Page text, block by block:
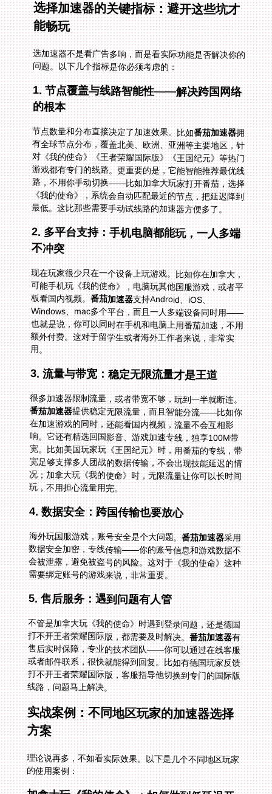
选择加速器的关键指标：避开这些坑才
能畅玩
选加速器不是看广告多响，而是看实际功能是否解决你的
问题。以下几个指标是你必须考虑的：
1. 节点覆盖与线路智能性——解决跨国网络
的根本
节点数量和分布直接决定了加速效果。比如番茄加速器拥
有全球节点分布，覆盖北美、欧洲、亚洲等主要地区，针
对《我的使命》《王者荣耀国际版》《王国纪元》等热门
游戏都有专门的线路。更重要的是，它能智能推荐最优线
路，不用你手动切换——比如加拿大玩家打开番茄，选择
《我的使命》，系统会自动匹配最近的节点，把延迟降到
最低。这比那些需要手动试线路的加速器方便多了。
2. 多平台支持：手机电脑都能玩，一人多端
不冲突
现在玩家很少只在一个设备上玩游戏。比如你在加拿大，
可能手机玩《我的使命》，电脑玩其他国服游戏，或者平
板看国内视频。番茄加速器支持Android、iOS、
Windows、mac多个平台，而且一人多端设备同时用——
也就是说，你可以同时在手机和电脑上用番茄加速，不用
额外付费。这对于留学生或者海外工作者来说，非常实
用。
3. 流量与带宽：稳定无限流量才是王道
很多加速器限制流量，或者带宽不够，玩到一半就断连。
番茄加速器提供稳定无限流量，而且智能分流——比如你
在加速游戏的同时，还能看国内视频，流量不会互相影
响。它还有精选回国影音、游戏加速专线，独享100M带
宽。比如美国玩家玩《王国纪元》时，用番茄的专线，带
宽足够支撑多人团战的数据传输，不会出现技能延迟的情
况；加拿大玩《我的使命》时，无限流量让你可以长时间
玩，不用担心流量用完。
4. 数据安全：跨国传输也要放心
海外玩国服游戏，账号安全是个大问题。番茄加速器采用
数据安全加密，专线传输——你的账号信息和游戏数据不
会被泄露，避免被盗号的风险。这对于《我的使命》这种
需要绑定账号的游戏来说，非常重要。
5. 售后服务：遇到问题有人管
不管是加拿大玩《我的使命》时遇到登录问题，还是德国
打不开王者荣耀国际版，都需要及时解决。番茄加速器有
售后实时保障，专业的技术团队——你可以通过在线客服
或者邮件联系，很快就能得到回复。比如有德国玩家反馈
打不开王者荣耀国际版，客服指导他切换到专门的国际版
线路，问题马上解决。
实战案例：不同地区玩家的加速器选择
方案
理论说再多，不如看实际效果。以下是几个不同地区玩家
的使用案例：